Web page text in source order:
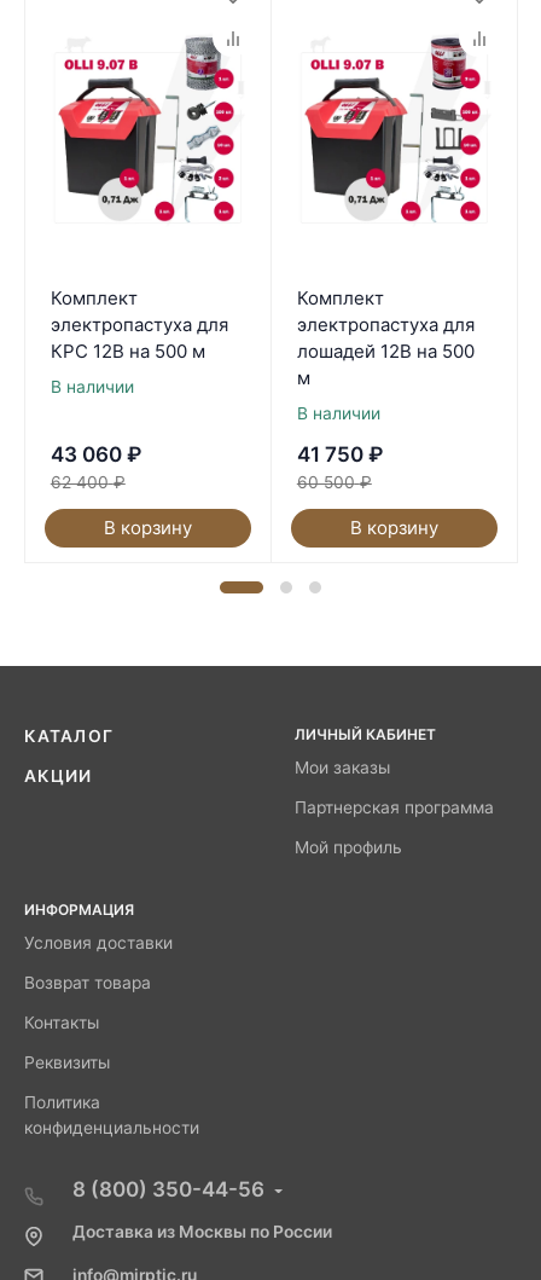
Комплект
электропастуха для
КРС 12В на 500 м
В наличии
43 060 ₽
62 400 ₽
В корзину
Комплект
электропастуха для
лошадей 12В на 500
м
В наличии
41 750 ₽
60 500 ₽
В корзину
КАТАЛОГ
АКЦИИ
ЛИЧНЫЙ КАБИНЕТ
Мои заказы
Партнерская программа
Мой профиль
ИНФОРМАЦИЯ
Условия доставки
Возврат товара
Контакты
Реквизиты
Политика
конфиденциальности
8 (800) 350-44-56
Доставка из Москвы по России
info@mirptic.ru